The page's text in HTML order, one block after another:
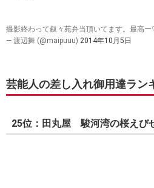
撮影終わって叙々苑弁当頂いてます。最高
— 渡辺舞 (@maipuuu) 2014年10月5日
芸能人の差し入れ御用達ラン
25位：田丸屋 駿河湾の桜えび